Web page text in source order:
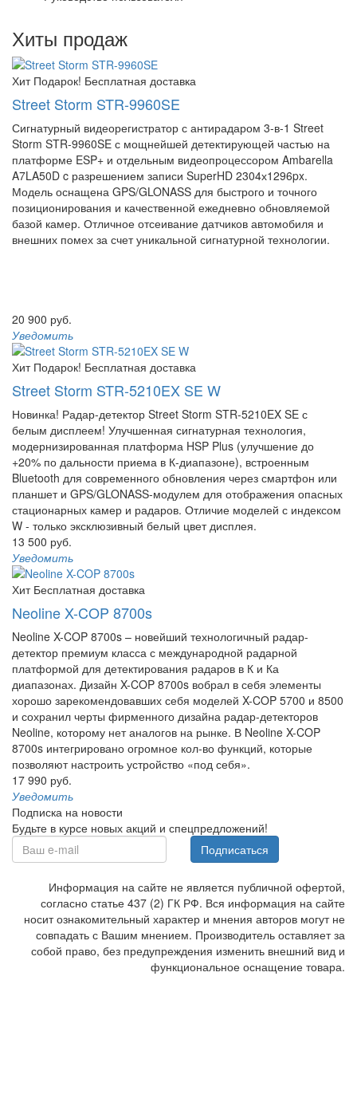
Хиты продаж
Хит Подарок! Бесплатная доставка
Street Storm STR-9960SE
Сигнатурный видеорегистратор с антирадаром 3-в-1 Street
Storm STR-9960SE с мощнейшей детектирующей частью на
платформе ESP+ и отдельным видеопроцессором Ambarella
A7LA50D c разрешением записи SuperHD 2304х1296px.
Модель оснащена GPS/GLONASS для быстрого и точного
позиционирования и качественной ежедневно обновляемой
базой камер. Отличное отсеивание датчиков автомобиля и
внешних помех за счет уникальной сигнатурной технологии.
20 900 руб.
Уведомить
Хит Подарок! Бесплатная доставка
Street Storm STR-5210EX SE W
Новинка! Радар-детектор Street Storm STR-5210EX SE с
белым дисплеем! Улучшенная сигнатурная технология,
модернизированная платформа HSP Plus (улучшение до
+20% по дальности приема в К-диапазоне), встроенным
Bluetooth для современного обновления через смартфон или
планшет и GPS/GLONASS-модулем для отображения опасных
стационарных камер и радаров. Отличие моделей с индексом
W - только эксклюзивный белый цвет дисплея.
13 500 руб.
Уведомить
Хит Бесплатная доставка
Neoline X-COP 8700s
Neoline X-COP 8700s – новейший технологичный радар-
детектор премиум класса с международной радарной
платформой для детектирования радаров в К и Ка
диапазонах. Дизайн X-COP 8700s вобрал в себя элементы
хорошо зарекомендовавших себя моделей X-COP 5700 и 8500
и сохранил черты фирменного дизайна радар-детекторов
Neoline, которому нет аналогов на рынке. В Neoline X-COP
8700s интегрировано огромное кол-во функций, которые
позволяют настроить устройство «под себя».
17 990 руб.
Уведомить
Подписка на новости
Будьте в курсе новых акций и спецпредложений!
Подписаться
Информация на сайте не является публичной офертой,
согласно статье 437 (2) ГК РФ. Вся информация на сайте
носит ознакомительный характер и мнения авторов могут не
совпадать с Вашим мнением. Производитель оставляет за
собой право, без предупреждения изменить внешний вид и
функциональное оснащение товара.